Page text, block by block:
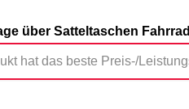
über Satteltaschen Fahrrad